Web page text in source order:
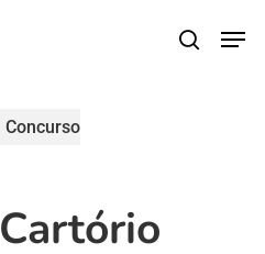
search
Concurso